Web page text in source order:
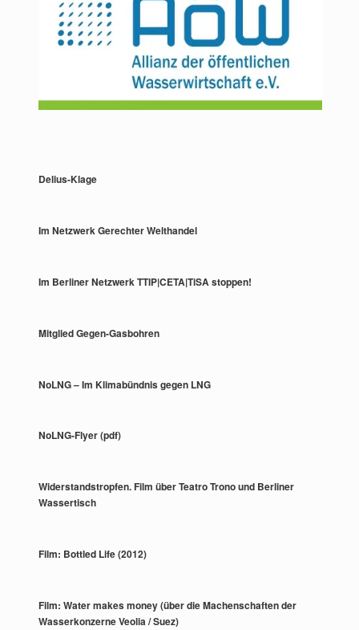
Delius-Klage
Im Netzwerk Gerechter Welthandel
Im Berliner Netzwerk TTIP|CETA|TiSA stoppen!
Mitglied Gegen-Gasbohren
NoLNG – Im Klimabündnis gegen LNG
NoLNG-Flyer (pdf)
Widerstandstropfen. Film über Teatro Trono und Berliner
Wassertisch
Film: Bottled Life (2012)
Film: Water makes money (über die Machenschaften der
Wasserkonzerne Veolia / Suez)